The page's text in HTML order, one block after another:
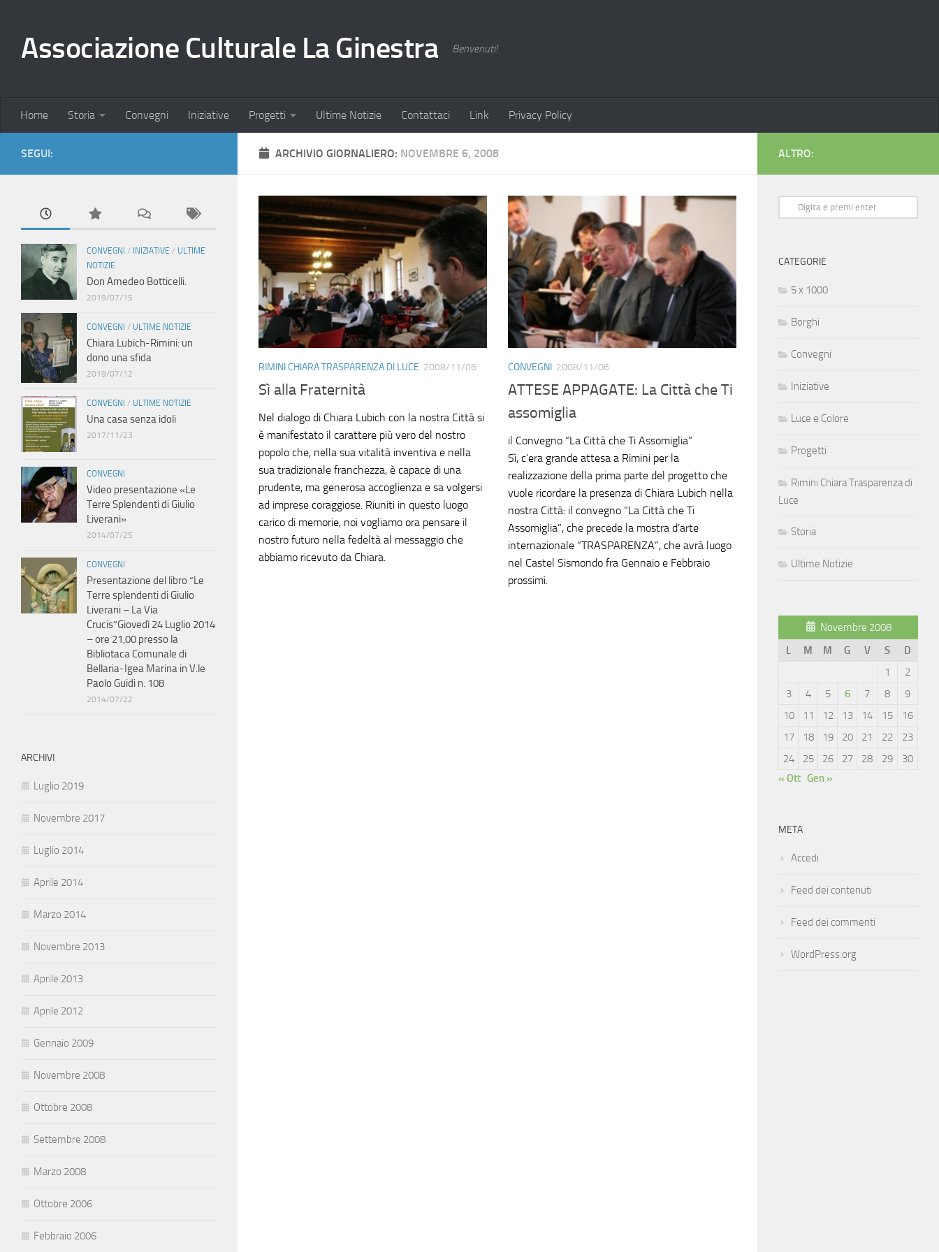
Associazione Culturale La Ginestra Benvenuti!
Home Storia Convegni Iniziative Progetti Ultime Notizie Contattaci Link Privacy Policy
ARCHIVIO GIORNALIERO: NOVEMBRE 6, 2008
RIMINI CHIARA TRASPARENZA DI LUCE 2008/11/06
Sì alla Fraternità
Nel dialogo di Chiara Lubich con la nostra Città si
è manifestato il carattere più vero del nostro
popolo che, nella sua vitalità inventiva e nella
sua tradizionale franchezza, è capace di una
prudente, ma generosa accoglienza e sa volgersi
ad imprese coraggiose. Riuniti in questo luogo
carico di memorie, noi vogliamo ora pensare il
nostro futuro nella fedeltà al messaggio che
abbiamo ricevuto da Chiara.
CONVEGNI 2008/11/06
ATTESE APPAGATE: La Città che Ti
assomiglia
il Convegno “La Città che Ti Assomiglia”
Sì, c’era grande attesa a Rimini per la
realizzazione della prima parte del progetto che
vuole ricordare la presenza di Chiara Lubich nella
nostra Città: il convegno “La Città che Ti
Assomiglia”, che precede la mostra d’arte
internazionale “TRASPARENZA”, che avrà luogo
nel Castel Sismondo fra Gennaio e Febbraio
prossimi.
SEGUI:
CONVEGNI / INIZIATIVE / ULTIME
NOTIZIE
Don Amedeo Botticelli.
2019/07/15
CONVEGNI / ULTIME NOTIZIE
Chiara Lubich-Rimini: un
dono una sfida
2019/07/12
CONVEGNI / ULTIME NOTIZIE
Una casa senza idoli
2017/11/23
CONVEGNI
Video presentazione «Le
Terre Splendenti di Giulio
Liverani»
2014/07/25
CONVEGNI
Presentazione del libro “Le
Terre splendenti di Giulio
Liverani – La Via
Crucis”Giovedì 24 Luglio 2014
– ore 21,00 presso la
Bibliotaca Comunale di
Bellaria-Igea Marina in V.le
Paolo Guidi n. 108
2014/07/22
ARCHIVI
Luglio 2019
Novembre 2017
Luglio 2014
Aprile 2014
Marzo 2014
Novembre 2013
Aprile 2013
Aprile 2012
Gennaio 2009
Novembre 2008
Ottobre 2008
Settembre 2008
Marzo 2008
Ottobre 2006
Febbraio 2006
ALTRO:
CATEGORIE
5 x 1000
Borghi
Convegni
Iniziative
Luce e Colore
Progetti
Rimini Chiara Trasparenza di
Luce
Storia
Ultime Notizie
Novembre 2008
L
M M G V S
D
1
2
3
4 5 6 7 8
9
10
11 12 13 14 15
16
17
18 19 20 21 22
23
24
25 26 27 28 29
30
« Ott Gen »
META
Accedi
Feed dei contenuti
Feed dei commenti
WordPress.org